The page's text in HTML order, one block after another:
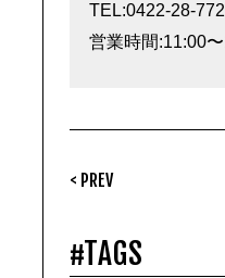
TEL:0422-28-
営業時間:11:00
< PREV
#TAGS